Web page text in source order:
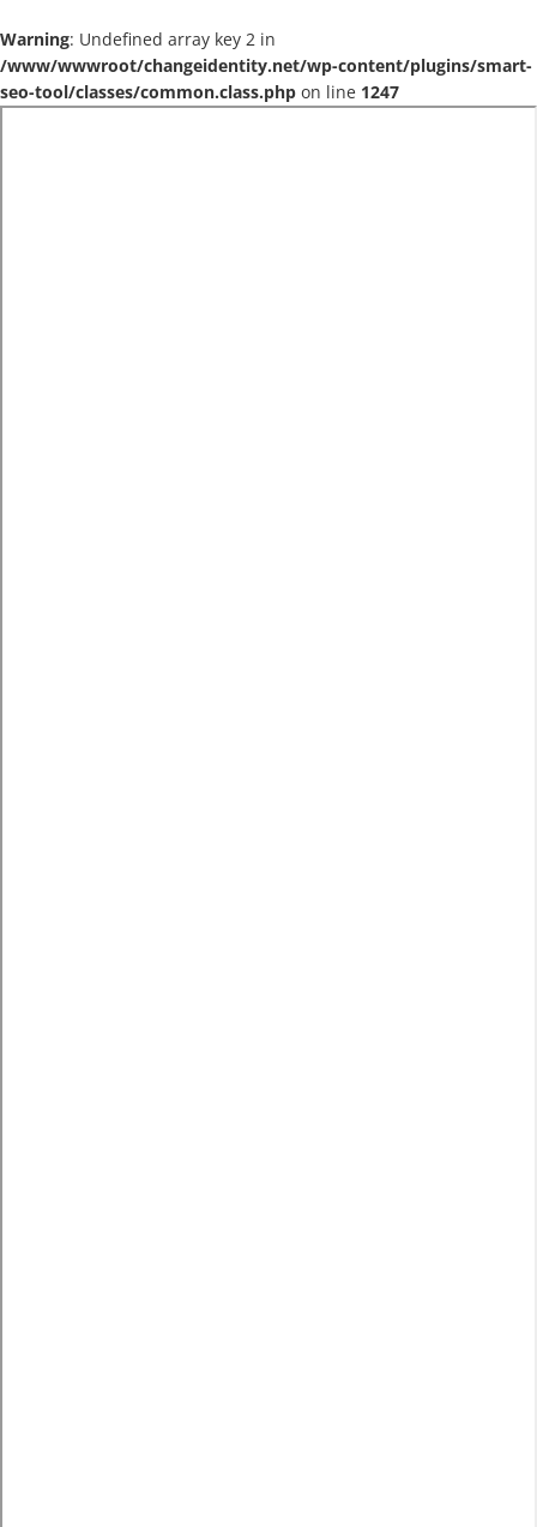
Warning: Undefined array key 2 in
/www/wwwroot/changeidentity.net/wp-content/plugins/smart-
seo-tool/classes/common.class.php on line 1247